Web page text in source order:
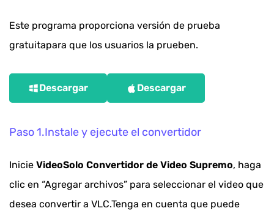
Este programa proporciona versión de prueba
gratuitapara que los usuarios la prueben.
Descargar Descargar
Paso 1.Instale y ejecute el convertidor
Inicie VideoSolo Convertidor de Video Supremo, haga
clic en “Agregar archivos” para seleccionar el video que
desea convertir a VLC.Tenga en cuenta que puede